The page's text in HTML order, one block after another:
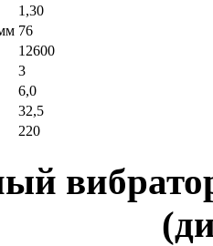
1,30
76
12600
3
6,0
32,5
220